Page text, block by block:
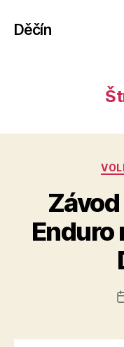
Děčín
Enduro